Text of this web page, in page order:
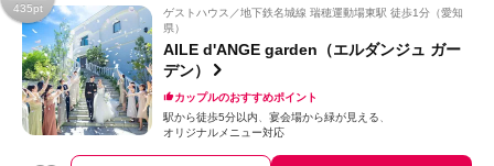
435pt ゲストハウス
地下鉄名城線 瑞穂運動場東駅 徒歩1分（愛知
県）
AILE d'ANGE garden（エルダンジュ ガー
デン）
カップルのおすすめポイント
駅から徒歩5分以内
宴会場から緑が見える
オリジナルメニュー対応